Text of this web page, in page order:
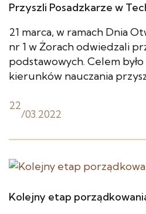
Przyszli Posadzkarze w
21 marca, w ramach Dnia
nr 1 w Żorach odwiedzali
podstawowych. Celem
kierunków nauczania
22
/03.2022
Kolejny etap